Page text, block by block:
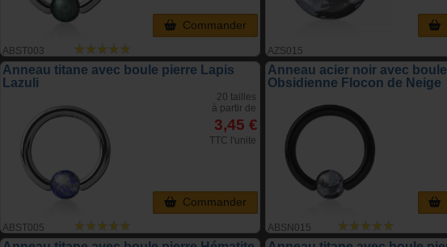
ABST003
Commander
AZS015
Anneau titane avec boule pierre Lapis
Lazuli
ABST005
20 tailles
à partir de
3,45 €
TTC l'unite
Commander
Anneau acier noir avec
Obsidienne Flocon de Neige
ABSN015